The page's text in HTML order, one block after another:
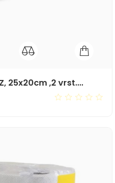
25x20cm ,2 vrst....